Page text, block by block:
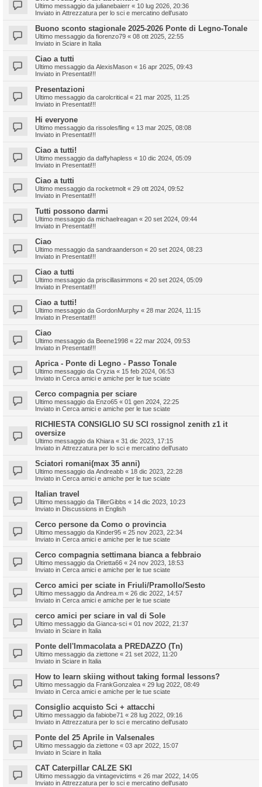
Ultimo messaggio da julianebaierr « 10 lug 2026, 20:36
Inviato in Attrezzatura per lo sci e mercatino dell'usato
Buono sconto stagionale 2025-2026 Ponte di Legno-Tonale
Ultimo messaggio da fiorenzo79 « 08 ott 2025, 22:55
Inviato in Sciare in Italia
Ciao a tutti
Ultimo messaggio da AlexisMason « 16 apr 2025, 09:43
Inviato in Presentati!!!
Presentazioni
Ultimo messaggio da carolcritical « 21 mar 2025, 11:25
Inviato in Presentati!!!
Hi everyone
Ultimo messaggio da rissolesfling « 13 mar 2025, 08:08
Inviato in Presentati!!!
Ciao a tutti!
Ultimo messaggio da daffyhapless « 10 dic 2024, 05:09
Inviato in Presentati!!!
Ciao a tutti
Ultimo messaggio da rocketmolt « 29 ott 2024, 09:52
Inviato in Presentati!!!
Tutti possono darmi
Ultimo messaggio da michaelreagan « 20 set 2024, 09:44
Inviato in Presentati!!!
Ciao
Ultimo messaggio da sandraanderson « 20 set 2024, 08:23
Inviato in Presentati!!!
Ciao a tutti
Ultimo messaggio da priscillasimmons « 20 set 2024, 05:09
Inviato in Presentati!!!
Ciao a tutti!
Ultimo messaggio da GordonMurphy « 28 mar 2024, 11:15
Inviato in Presentati!!!
Ciao
Ultimo messaggio da Beene1998 « 22 mar 2024, 09:53
Inviato in Presentati!!!
Aprica - Ponte di Legno - Passo Tonale
Ultimo messaggio da Cryzia « 15 feb 2024, 06:53
Inviato in Cerca amici e amiche per le tue sciate
Cerco compagnia per sciare
Ultimo messaggio da Enzo65 « 01 gen 2024, 22:25
Inviato in Cerca amici e amiche per le tue sciate
RICHIESTA CONSIGLIO SU SCI rossignol zenith z1 it
oversize
Ultimo messaggio da Khiara « 31 dic 2023, 17:15
Inviato in Attrezzatura per lo sci e mercatino dell'usato
Sciatori romani(max 35 anni)
Ultimo messaggio da Andreabb « 18 dic 2023, 22:28
Inviato in Cerca amici e amiche per le tue sciate
Italian travel
Ultimo messaggio da TillerGibbs « 14 dic 2023, 10:23
Inviato in Discussions in English
Cerco persone da Como o provincia
Ultimo messaggio da Kinder95 « 25 nov 2023, 22:34
Inviato in Cerca amici e amiche per le tue sciate
Cerco compagnia settimana bianca a febbraio
Ultimo messaggio da Orietta66 « 24 nov 2023, 18:53
Inviato in Cerca amici e amiche per le tue sciate
Cerco amici per sciate in Friuli/Pramollo/Sesto
Ultimo messaggio da Andrea.m « 26 dic 2022, 14:57
Inviato in Cerca amici e amiche per le tue sciate
cerco amici per sciare in val di Sole
Ultimo messaggio da Gianca-sci « 01 nov 2022, 21:37
Inviato in Sciare in Italia
Ponte dell'Immacolata a PREDAZZO (Tn)
Ultimo messaggio da ziettone « 21 set 2022, 11:20
Inviato in Sciare in Italia
How to learn skiing without taking formal lessons?
Ultimo messaggio da FrankGonzalea « 29 lug 2022, 08:49
Inviato in Cerca amici e amiche per le tue sciate
Consiglio acquisto Sci + attacchi
Ultimo messaggio da fabiobe71 « 28 lug 2022, 09:16
Inviato in Attrezzatura per lo sci e mercatino dell'usato
Ponte del 25 Aprile in Valsenales
Ultimo messaggio da ziettone « 03 apr 2022, 15:07
Inviato in Sciare in Italia
CAT Caterpillar CALZE SKI
Ultimo messaggio da vintagevictims « 26 mar 2022, 14:05
Inviato in Attrezzatura per lo sci e mercatino dell'usato